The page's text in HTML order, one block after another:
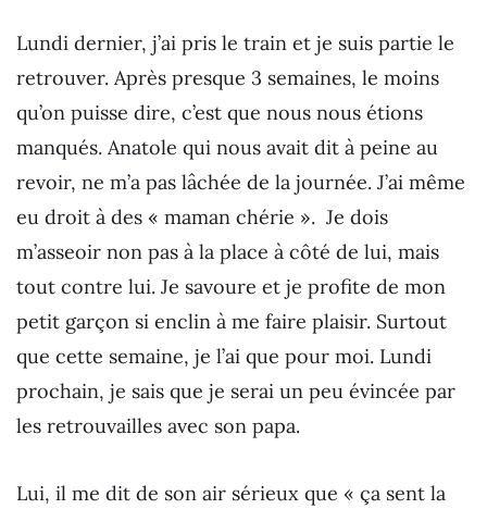
Lundi dernier, j’ai pris le train et je suis partie le
retrouver. Après presque 3 semaines, le moins
qu’on puisse dire, c’est que nous nous étions
manqués. Anatole qui nous avait dit à peine au
revoir, ne m’a pas lâchée de la journée. J’ai même
eu droit à des « maman chérie ». Je dois
m’asseoir non pas à la place à côté de lui, mais
tout contre lui. Je savoure et je profite de mon
petit garçon si enclin à me faire plaisir. Surtout
que cette semaine, je l’ai que pour moi. Lundi
prochain, je sais que je serai un peu évincée par
les retrouvailles avec son papa.
Lui, il me dit de son air sérieux que « ça sent la